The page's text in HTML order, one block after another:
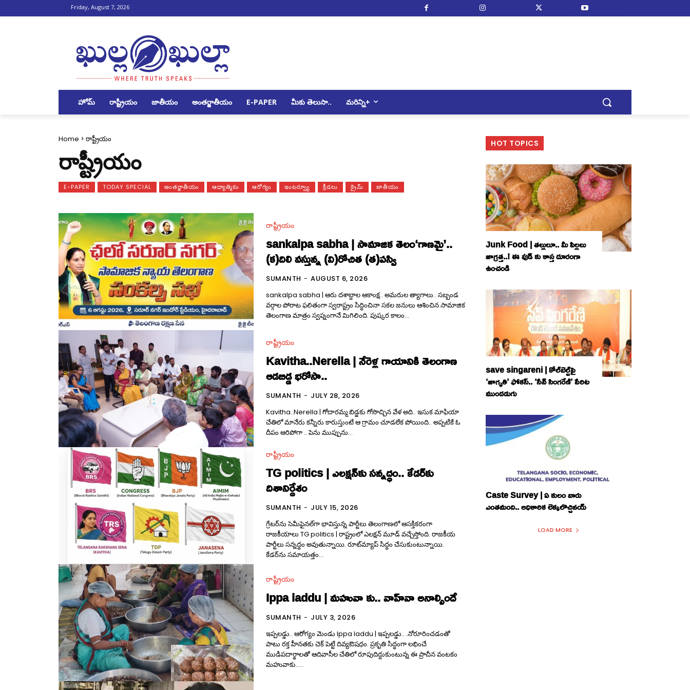
Friday, August 7, 2026
హోమ్ రాష్ట్రీయం జాతీయం అంతర్జాతీయం E-PAPER మీకు తెలుసా.. మరిన్ని+
Home రాష్ట్రీయం
రాష్ట్రీయం
E-PAPER TODAY SPECIAL అంతర్జాతీయం ఆధ్యాత్మికం ఆరోగ్యం ఇంటర్వ్యూ క్రీడలు క్రైమ్ జాతీయం
రాష్ట్రీయం
sankalpa sabha | సామాజిక తెలం‘గాణమై’..
(క)దిలి వస్తున్న (వి)రోచిత (త)పస్వి
SUMANTH - AUGUST 6, 2026
sankalpa sabha | ఆరు దశాబ్దాల ఆకాంక్ష.. అమరుల త్యాగాలు.. సబ్బండ
వర్గాల పోరాట ఫలితంగా స్వరాష్ట్రం సిద్ధించినా సకల జనులు ఆశించిన సామాజిక
తెలంగాణ మాత్రం స్వప్నంగానే మిగిలింది. పుష్కర కాలం...
రాష్ట్రీయం
Kavitha..Nerella | నేరెళ్ల గాయానికి తెలంగాణ
ఆడబిడ్డ భరోసా..
SUMANTH - JULY 28, 2026
Kavitha..Nerella | గోదారమ్మ బిడ్డకు గోసొచ్చిన వేళ అది.. ఇసుక మాఫియా
చేతిలో మానేరు కన్నీరు కారుస్తుంటే ఆ గ్రామం చూడలేక పోయింది.. అప్పటికే ఓ
దీపం ఆరిపోగా .. పెను ముప్పును...
రాష్ట్రీయం
TG politics | ఎల‌క్షన్‌కు సన్నద్ధం.. కేడ‌ర్‌కు
దిశానిర్దేశం
SUMANTH - JULY 15, 2026
గ్రేట‌ర్‌ను సెమీఫైన‌ల్‌గా భావిస్తున్న పార్టీలు తెలంగాణ‌లో ఆస‌క్తిక‌రంగా
రాజ‌కీయాలు TG politics | రాష్ట్రంలో ఎలక్షన్ మూడ్ వచ్చేస్తోంది. రాజకీయ
పార్టీలు సన్నద్ధం అవుతున్నాయి. రూట్‌మ్యాప్‌ సిద్ధం చేసుకుంటున్నాయి.
కేడర్‌ను సమాయత్తం...
రాష్ట్రీయం
Ippa laddu | మ‌హువా కు.. వాహ్‌వా అనాల్సిందే
SUMANTH - JULY 3, 2026
ఇప్ప‌ల‌డ్డు.. ఆరోగ్యం మెండు Ippa laddu | ఇప్ప‌ల‌డ్డు.. .నోరూరించ‌డంతో
పాటు ర‌క్త హీన‌త‌కు చెక్ పెట్టే దివ్యఔష‌ధం. ప్ర‌కృతి సిద్ధంగా ల‌భించే
ముడిప‌దార్థాల‌తో ఆదివాసీల చేతిలో రూపుదిద్దుకుంటున్న ఈ ప్రాచీన వంట‌కం
మ‌హువాకు.....
HOT TOPICS
Junk Food | తల్లులూ.. మీ పిల్లలు
జాగ్రత్త..! ఈ ఫుడ్ కు కాస్త దూరంగా
ఉంచండి
save singareni | కోల్‌బెల్ట్‌పై
‘జాగృతి’ ఫోకస్‌.. ‘సేవ్‌ సింగరేణి’ పేరిట
ముందడుగు
Caste Survey | ఏ కులం వారు
ఎంతమంది.. అధికారిక లెక్కలొచ్చినయ్
LOAD MORE